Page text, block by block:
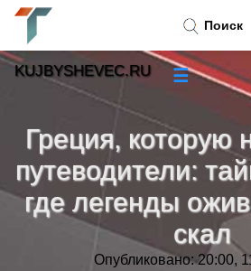
Греция, которую
путеводители:
где легенды
скал
Опубликовано: 20:00,
Поиск
KUJBYSHEVEC.RU ☰
Новости
Тренды новостей»
Рубрики»
»